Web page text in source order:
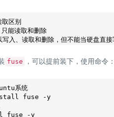
取区别
能读取和删除
fuse ，可以提前装下，使用命令：
系统